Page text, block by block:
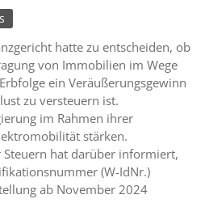
hatte zu entscheiden, ob
von Immobilien im Wege
ein Veräußerungsgewinn
zu versteuern ist.
im Rahmen ihrer
stärken.
hat darüber informiert,
(W-IdNr.)
ab November 2024